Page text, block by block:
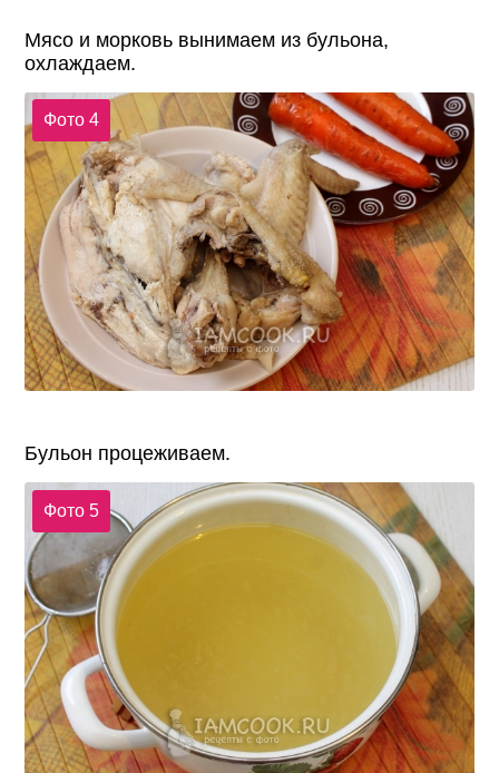
Мясо и морковь вынимаем из бульона,
охлаждаем.
Фото 4
Бульон процеживаем.
Фото 5